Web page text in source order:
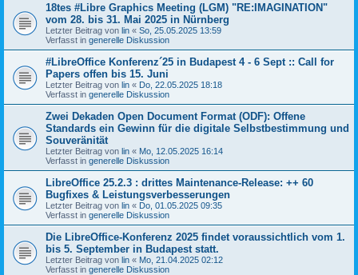
18tes #Libre Graphics Meeting (LGM) "RE:IMAGINATION"
vom 28. bis 31. Mai 2025 in Nürnberg
Letzter Beitrag von lin « So, 25.05.2025 13:59
Verfasst in generelle Diskussion
#LibreOffice Konferenz´25 in Budapest 4 - 6 Sept :: Call for
Papers offen bis 15. Juni
Letzter Beitrag von lin « Do, 22.05.2025 18:18
Verfasst in generelle Diskussion
Zwei Dekaden Open Document Format (ODF): Offene
Standards ein Gewinn für die digitale Selbstbestimmung und
Souveränität
Letzter Beitrag von lin « Mo, 12.05.2025 16:14
Verfasst in generelle Diskussion
LibreOffice 25.2.3 : drittes Maintenance-Release: ++ 60
Bugfixes & Leistungsverbesserungen
Letzter Beitrag von lin « Do, 01.05.2025 09:35
Verfasst in generelle Diskussion
Die LibreOffice-Konferenz 2025 findet voraussichtlich vom 1.
bis 5. September in Budapest statt.
Letzter Beitrag von lin « Mo, 21.04.2025 02:12
Verfasst in generelle Diskussion